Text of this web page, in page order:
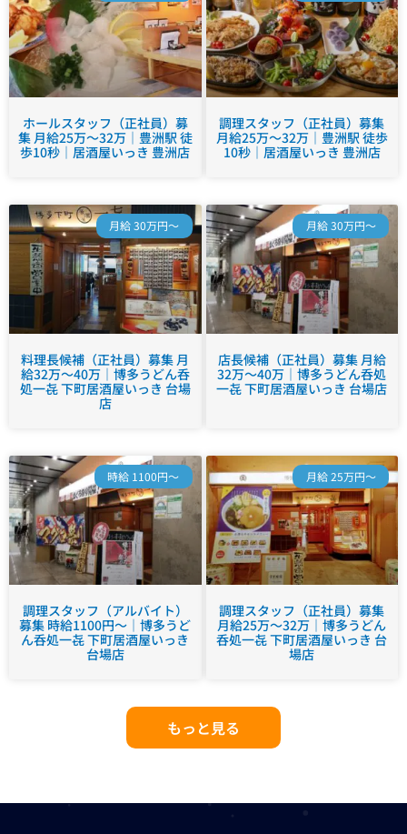
ホールスタッフ（正社員）募
集 月給25万～32万｜豊洲駅 徒
歩10秒｜居酒屋いっき 豊洲店
調理スタッフ（正社員）募集
月給25万～32万｜豊洲駅 徒歩
10秒｜居酒屋いっき 豊洲店
月給 30万円～
料理長候補（正社員）募集 月
給32万～40万｜博多うどん呑
処一㐂 下町居酒屋いっき 台場
店
月給 30万円～
店長候補（正社員）募集 月給
32万～40万｜博多うどん呑処
一㐂 下町居酒屋いっき 台場店
時給 1100円～
調理スタッフ（アルバイト）
募集 時給1100円～｜博多うど
ん呑処一㐂 下町居酒屋いっき
台場店
月給 25万円～
調理スタッフ（正社員）募集
月給25万～32万｜博多うどん
呑処一㐂 下町居酒屋いっき 台
場店
もっと見る